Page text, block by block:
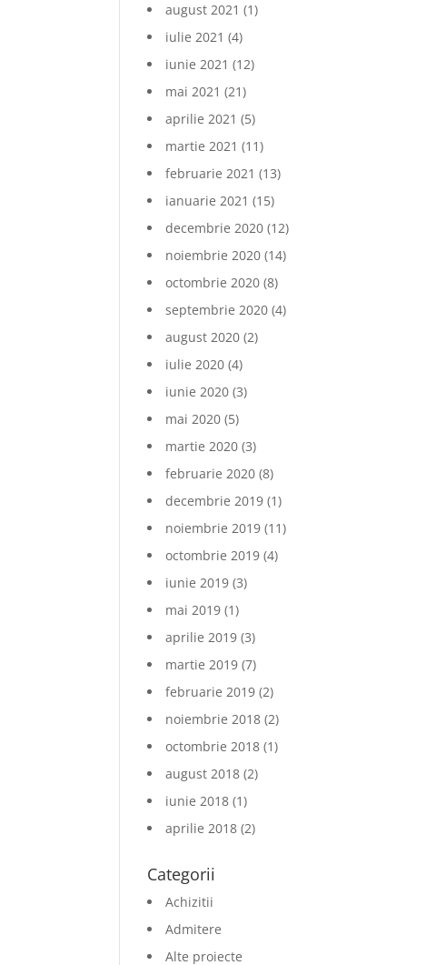
august 2021 (1)
iulie 2021 (4)
iunie 2021 (12)
mai 2021 (21)
aprilie 2021 (5)
martie 2021 (11)
februarie 2021 (13)
ianuarie 2021 (15)
decembrie 2020 (12)
noiembrie 2020 (14)
octombrie 2020 (8)
septembrie 2020 (4)
august 2020 (2)
iulie 2020 (4)
iunie 2020 (3)
mai 2020 (5)
martie 2020 (3)
februarie 2020 (8)
decembrie 2019 (1)
noiembrie 2019 (11)
octombrie 2019 (4)
iunie 2019 (3)
mai 2019 (1)
aprilie 2019 (3)
martie 2019 (7)
februarie 2019 (2)
noiembrie 2018 (2)
octombrie 2018 (1)
august 2018 (2)
iunie 2018 (1)
aprilie 2018 (2)
Categorii
Achizitii
Admitere
Alte proiecte